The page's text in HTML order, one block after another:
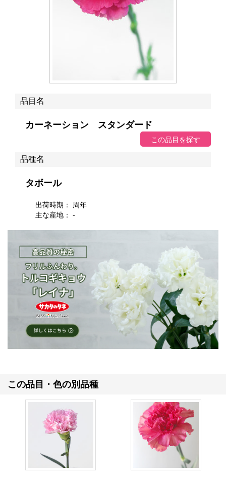
品目名
カーネーション スタンダード
品種名
タボール
出荷時期： 周年
主な産地： -
この品目・色の別品種